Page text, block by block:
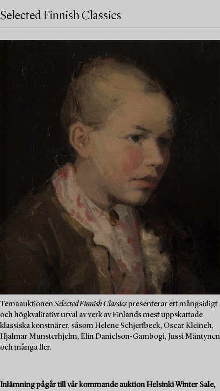
Selected Finnish Classics
TemaauktionenSelected Finnish Classicspresenterar ett mångsidigt
och högkvalitativt urval av verk av Finlands mest uppskattade
klassiska konstnärer, såsom Helene Schjerfbeck, Oscar Kleineh,
Hjalmar Munsterhjelm, Elin Danielson-Gambogi, Jussi Mäntynen
och många fler.
Inlämning pågår till vår kommande auktion Helsinki Winter Sale,